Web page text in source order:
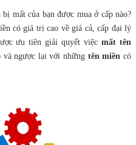
mất của bạn được mua ở cấp nào?
có giá trị cao về giá cả, cấp đại lý
ưu tiên giải quyết việcmất tên
và ngược lại với những tên miền có